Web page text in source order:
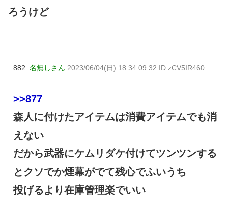
ろうけど
882: 名無しさん 2023/06/04(日) 18:34:09.32 ID:zCV5IR460
>>877
森人に付けたアイテムは消費アイテムでも消
えない
だから武器にケムリダケ付けてツンツンする
とクソでか煙幕がでて残心でふいうち
投げるより在庫管理楽でいい